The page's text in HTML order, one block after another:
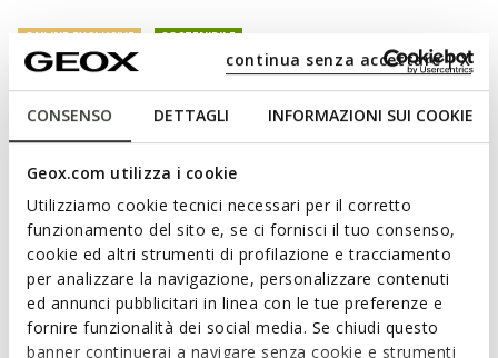
CONSENSO DETTAGLI INFORMAZIONI SUI COOKIE
Geox.com utilizza i cookie
Utilizziamo cookie tecnici necessari per il corretto
funzionamento del sito e, se ci fornisci il tuo consenso,
cookie ed altri strumenti di profilazione e tracciamento
per analizzare la navigazione, personalizzare contenuti
ed annunci pubblicitari in linea con le tue preferenze e
fornire funzionalità dei social media. Se chiudi questo
banner continuerai a navigare senza cookie e strumenti
continua senza accettare | X
ONLINE EXCLUSIVE SOSTENIBILE
Gladwin Uomo
Scarpe stringate in pelle
Price reduced from
€99,90 to
€68,93
Subito 10€ di benvenuto.
Iscriviti a Benefeet